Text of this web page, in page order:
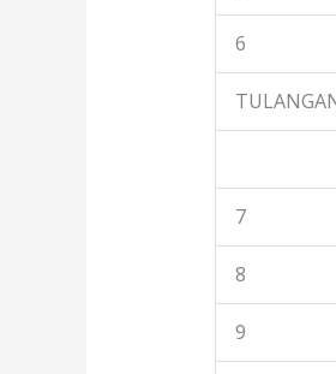
6
7
8
9